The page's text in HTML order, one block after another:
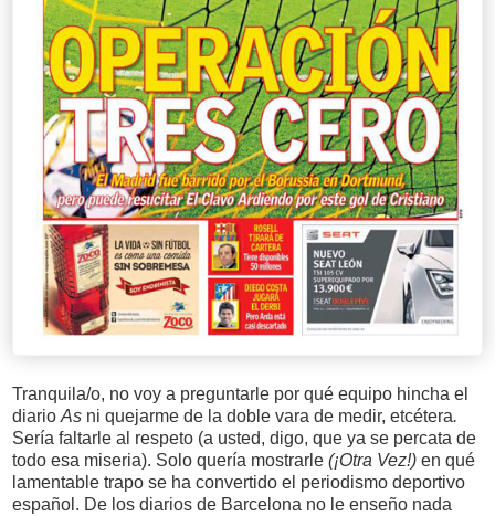
Tranquila/o, no voy a preguntarle por qué equipo hincha el
diario As ni quejarme de la doble vara de medir, etcétera.
Sería faltarle al respeto (a usted, digo, que ya se percata de
todo esa miseria). Solo quería mostrarle (¡Otra Vez!) en qué
lamentable trapo se ha convertido el periodismo deportivo
español. De los diarios de Barcelona no le enseño nada